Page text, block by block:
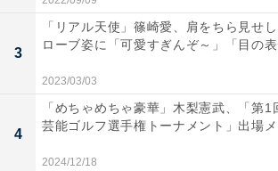
3
「リアル天使」篠崎愛、肩をちら見せ
ローブ姿に「可愛すぎんぞ～」「目の
2023/03/03
4
「めちゃめちゃ豪華」木梨憲武、「第1
芸能ゴルフ選手権トーナメント」出場
2024/12/18